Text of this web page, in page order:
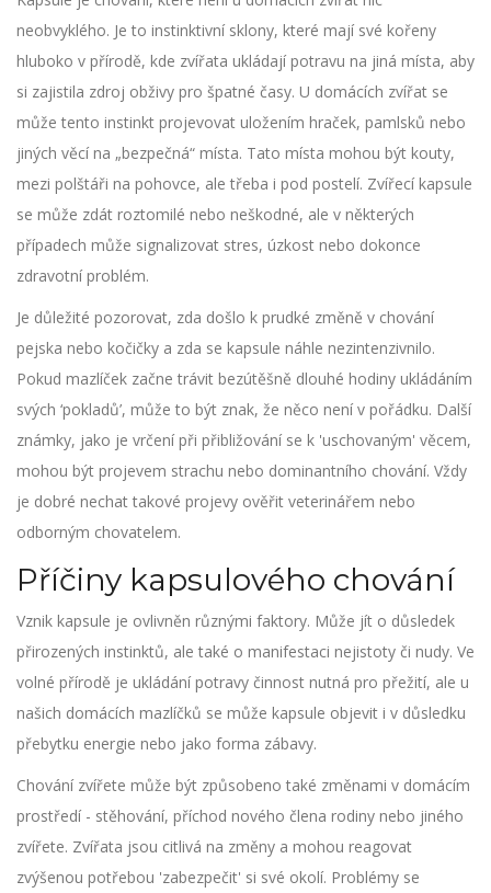
neobvyklého. Je to instinktivní sklony, které mají své kořeny
hluboko v přírodě, kde zvířata ukládají potravu na jiná místa, aby
si zajistila zdroj obživy pro špatné časy. U domácích zvířat se
může tento instinkt projevovat uložením hraček, pamlsků nebo
jiných věcí na „bezpečná“ místa. Tato místa mohou být kouty,
mezi polštáři na pohovce, ale třeba i pod postelí. Zvířecí kapsule
se může zdát roztomilé nebo neškodné, ale v některých
případech může signalizovat stres, úzkost nebo dokonce
zdravotní problém.
Je důležité pozorovat, zda došlo k prudké změně v chování
pejska nebo kočičky a zda se kapsule náhle nezintenzivnilo.
Pokud mazlíček začne trávit bezútěšně dlouhé hodiny ukládáním
svých ‘pokladů’, může to být znak, že něco není v pořádku. Další
známky, jako je vrčení při přibližování se k 'uschovaným' věcem,
mohou být projevem strachu nebo dominantního chování. Vždy
je dobré nechat takové projevy ověřit veterinářem nebo
odborným chovatelem.
Příčiny kapsulového chování
Vznik kapsule je ovlivněn různými faktory. Může jít o důsledek
přirozených instinktů, ale také o manifestaci nejistoty či nudy. Ve
volné přírodě je ukládání potravy činnost nutná pro přežití, ale u
našich domácích mazlíčků se může kapsule objevit i v důsledku
přebytku energie nebo jako forma zábavy.
Chování zvířete může být způsobeno také změnami v domácím
prostředí - stěhování, příchod nového člena rodiny nebo jiného
zvířete. Zvířata jsou citlivá na změny a mohou reagovat
zvýšenou potřebou 'zabezpečit' si své okolí. Problémy se